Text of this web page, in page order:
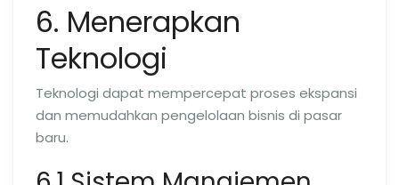
6. Menerapkan
Teknologi
Teknologi dapat mempercepat proses ekspansi
dan memudahkan pengelolaan bisnis di pasar
baru.